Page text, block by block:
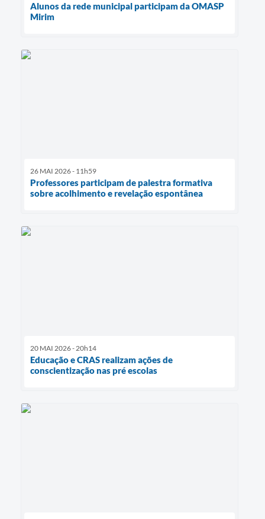
Alunos da rede municipal participam da OMASP
Mirim
26 MAI 2026 - 11h59
Professores participam de palestra formativa
sobre acolhimento e revelação espontânea
20 MAI 2026 - 20h14
Educação e CRAS realizam ações de
conscientização nas pré escolas